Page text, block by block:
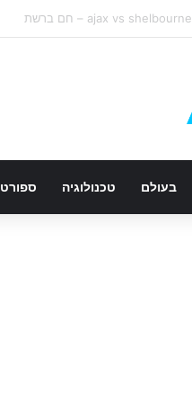
כל החדשות על גיא פלג
בעולם טכנולוגיה ספורט